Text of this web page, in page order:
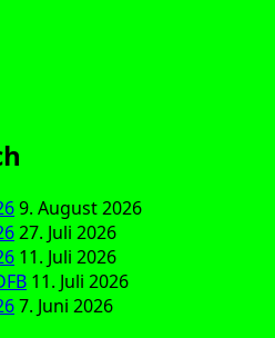
9. August 2026
27. Juli 2026
11. Juli 2026
11. Juli 2026
7. Juni 2026